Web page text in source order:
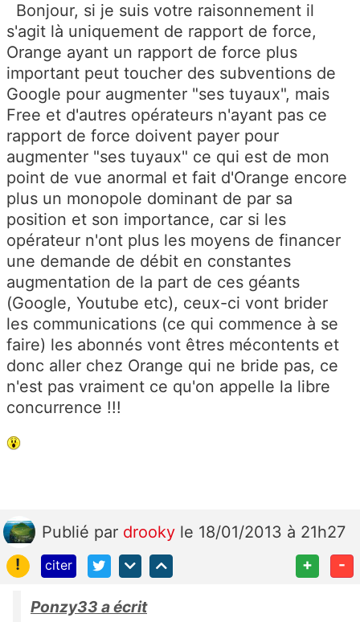
Bonjour, si je suis votre raisonnement il
s'agit là uniquement de rapport de force,
Orange ayant un rapport de force plus
important peut toucher des subventions de
Google pour augmenter "ses tuyaux", mais
Free et d'autres opérateurs n'ayant pas ce
rapport de force doivent payer pour
augmenter "ses tuyaux" ce qui est de mon
point de vue anormal et fait d'Orange encore
plus un monopole dominant de par sa
position et son importance, car si les
opérateur n'ont plus les moyens de financer
une demande de débit en constantes
augmentation de la part de ces géants
(Google, Youtube etc), ceux-ci vont brider
les communications (ce qui commence à se
faire) les abonnés vont êtres mécontents et
donc aller chez Orange qui ne bride pas, ce
n'est pas vraiment ce qu'on appelle la libre
concurrence !!!
Publié par drooky le 18/01/2013 à 21h27
!
citer + -
Ponzy33 a écrit